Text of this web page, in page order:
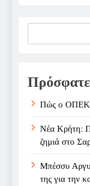
Πώς ο ΟΠΕΚΑ
Νέα Κρήτη:
ζημιά στο
Μπέσσυ
της για την